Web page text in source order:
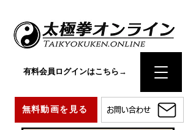
お問い合わせ
無料動画を見る
有料会員ログインはこちら→